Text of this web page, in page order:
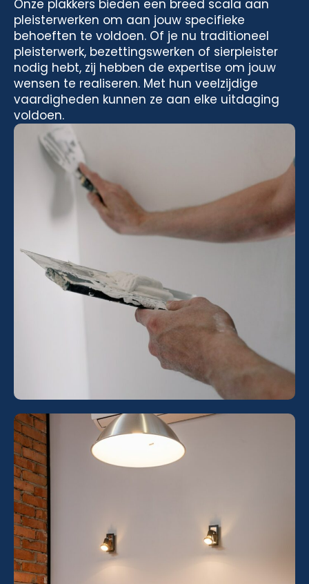
Onze plakkers bieden een breed scala aan
pleisterwerken om aan jouw specifieke
behoeften te voldoen. Of je nu traditioneel
pleisterwerk, bezettingswerken of sierpleister
nodig hebt, zij hebben de expertise om jouw
wensen te realiseren. Met hun veelzijdige
vaardigheden kunnen ze aan elke uitdaging
voldoen.